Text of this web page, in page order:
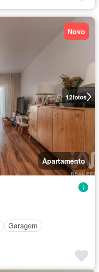
12fotos
Novo
Apartamento
Garagem